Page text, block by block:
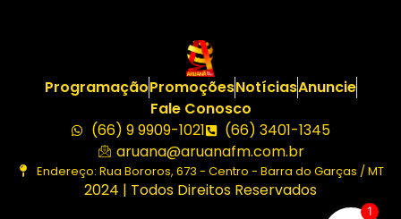
ProgramaçãoPromoçõesNotíciasAnuncie
Fale Conosco
(66) 9 9909-1021
(66) 3401-1345
aruana@aruanafm.com.br
Endereço: Rua Bororos, 673 - Centro - Barra do Garças / MT
2024 | Todos Direitos Reservados
1